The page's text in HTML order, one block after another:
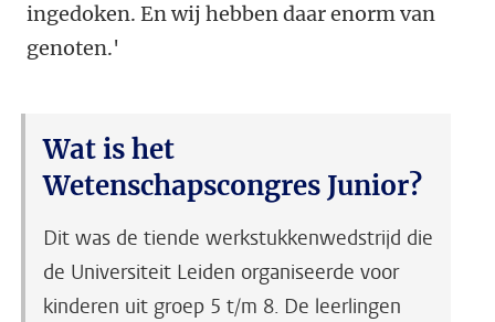
ingedoken. En wij hebben daar enorm van
genoten.'
Wat is het
Wetenschapscongres Junior?
Dit was de tiende werkstukkenwedstrijd die
de Universiteit Leiden organiseerde voor
kinderen uit groep 5 t/m 8. De leerlingen